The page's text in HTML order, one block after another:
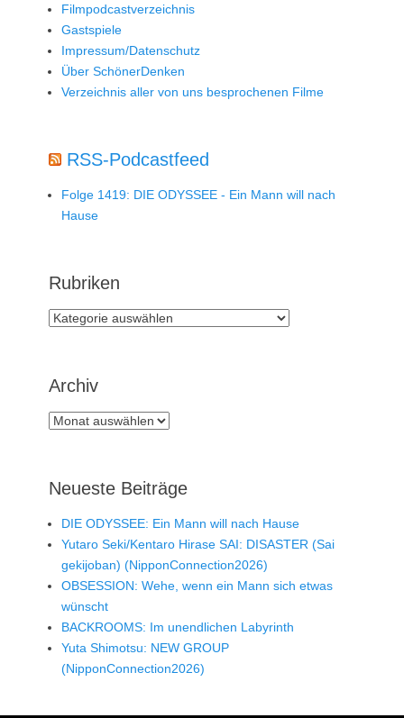
Filmpodcastverzeichnis
Gastspiele
Impressum/Datenschutz
Über SchönerDenken
Verzeichnis aller von uns besprochenen Filme
RSS-Podcastfeed
Folge 1419: DIE ODYSSEE - Ein Mann will nach
Hause
Rubriken
Rubriken
Archiv
Archiv
Neueste Beiträge
DIE ODYSSEE: Ein Mann will nach Hause
Yutaro Seki/Kentaro Hirase SAI: DISASTER (Sai
gekijoban) (NipponConnection2026)
OBSESSION: Wehe, wenn ein Mann sich etwas
wünscht
BACKROOMS: Im unendlichen Labyrinth
Yuta Shimotsu: NEW GROUP
(NipponConnection2026)